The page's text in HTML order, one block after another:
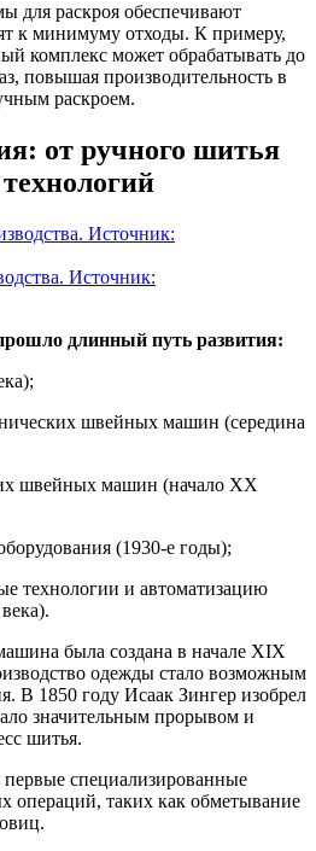
для раскроя обеспечивают
к минимуму отходы. К примеру,
комплекс может обрабатывать до
повышая производительность в
раскроем.
от ручного шитья
Источник:
длинный путь развития:
швейных машин (середина
швейных машин (начало XX
(1930-е годы);
технологии и автоматизацию
была создана в начале XIX
одежды стало возможным
В 1850 году Исаак Зингер изобрел
значительным прорывом и
шитья.
специализированные
операций, таких как обметывание